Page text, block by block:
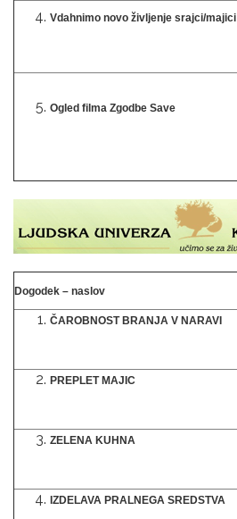
Vdahnimo novo življenje srajci/majici
Ogled filma Zgodbe Save
Dogodek – naslov
ČAROBNOST BRANJA V NARAVI
PREPLET MAJIC
ZELENA KUHNA
IZDELAVA PRALNEGA SREDSTVA